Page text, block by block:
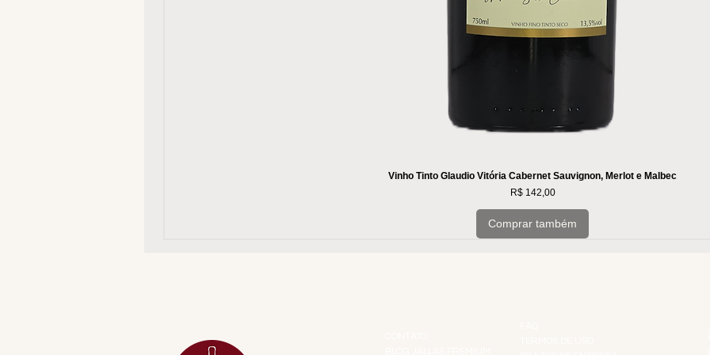
Vinho Tinto Glaudio Vitória Cabernet Sauvignon, Merlot e Malbec
Preço
R$ 142,00
Comprar também